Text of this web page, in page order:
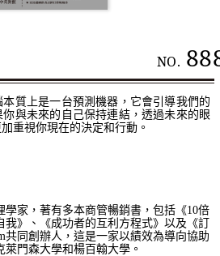
NO.
質上是一台預測機器，它會引導我們的
與未來的自己保持連結，透過未來的眼
重視你現在的決定和行動。
學家，著有多本商管暢銷書，包括《10倍
我》、《成功者的互利方程式》以及《訂
共同創辦人，這是一家以績效為導向協助
門森大學和楊百翰大學。